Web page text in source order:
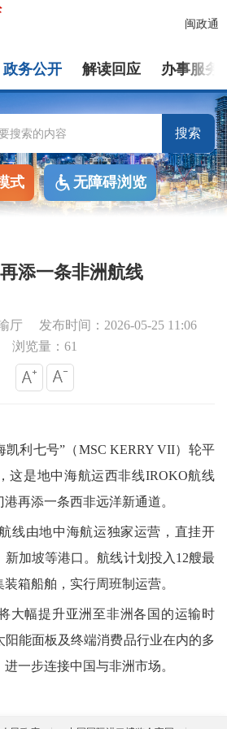
闽政通
政务公开 解读回应 办事服务
搜索
式 无障碍浏览
添一条非洲航线
厅
发布时间：2026-05-25 11:06
浏览量：61
凯利七号”（MSC KERRY VII）轮平
这是地中海航运西非线IROKO航线
再添一条西非远洋新通道。
线由地中海航运独家运营，直挂开
加坡等港口。航线计划投入12艘最
箱船舶，实行周班制运营。
大幅提升亚洲至非洲各国的运输时
能面板及终端消费品行业在内的多
一步连接中国与非洲市场。